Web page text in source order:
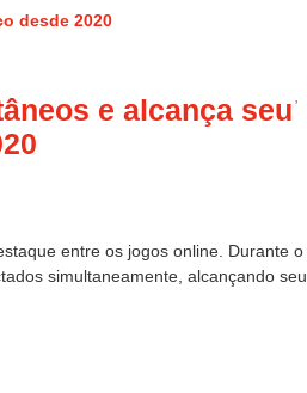
e alcança seu
entre os jogos online. Durante o
simultaneamente, alcançando seu